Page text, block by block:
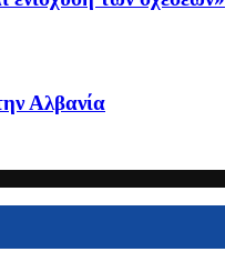
Αλβανία